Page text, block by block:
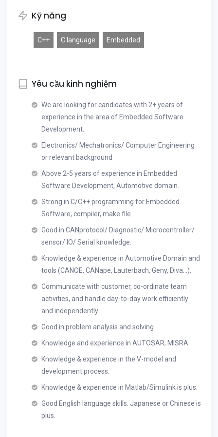
Kỹ năng
C++ C language Embedded
Yêu cầu kinh nghiệm
We are looking for candidates with 2+ years of
experience in the area of Embedded Software
Development.
Electronics/ Mechatronics/ Computer Engineering
or relevant background
Above 2-5 years of experience in Embedded
Software Development, Automotive domain.
Strong in C/C++ programming for Embedded
Software, compiler, make file.
Good in CANprotocol/ Diagnostic/ Microcontroller/
sensor/ IO/ Serial knowledge.
Knowledge & experience in Automotive Domain and
tools (CANOE, CANape, Lauterbach, Geny, Diva...).
Communicate with customer, co-ordinate team
activities, and handle day-to-day work efficiently
and independently.
Good in problem analysis and solving.
Knowledge and experience in AUTOSAR, MISRA.
Knowledge & experience in the V-model and
development process.
Knowledge & experience in Matlab/Simulink is plus.
Good English language skills. Japanese or Chinese is
plus.